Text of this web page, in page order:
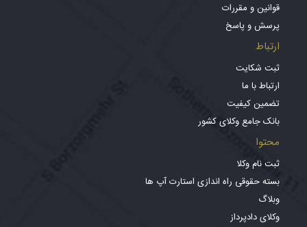
قوانین و مقررات
پرسش و پاسخ
ارتباط
ثبت شکایت
ارتباط با ما
تضمین کیفیت
بانک جامع وکلای کشور
محتوا
ثبت نام وکلا
بسته حقوقی راه اندازی استارت آپ ها
وبلاگ
وکلای دادپرداز